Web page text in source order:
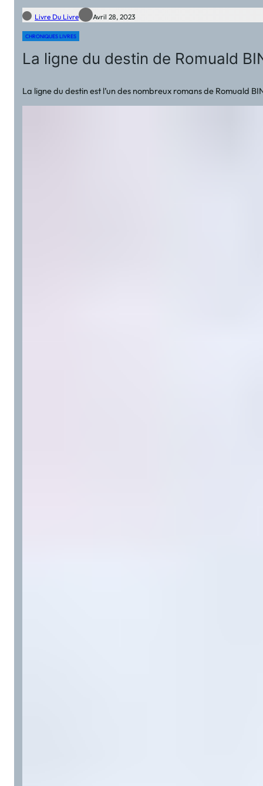
Livre Du Livre Avril 28, 2023
CHRONIQUES LIVRES
La ligne du destin de Romuald
La ligne du destin est l’un des nombreux romans de Romuald